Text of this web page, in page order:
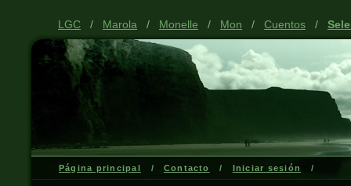
LGC / Marola / Monelle / Mon / Cuentos /
Página principal / Contacto / Iniciar sesión /